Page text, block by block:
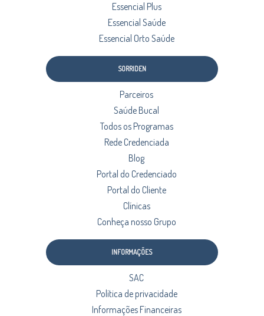
Essencial Plus
Essencial Saúde
Essencial Orto Saúde
SORRIDEN
Parceiros
Saúde Bucal
Todos os Programas
Rede Credenciada
Blog
Portal do Credenciado
Portal do Cliente
Clínicas
Conheça nosso Grupo
INFORMAÇÕES
SAC
Política de privacidade
Informações Financeiras